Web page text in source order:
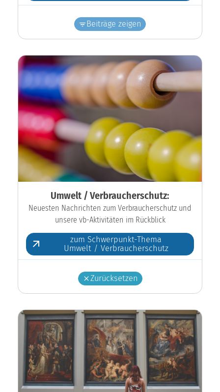
Beiträge zeigen
Umwelt / Verbraucherschutz:
Neuesten Nachrichten zum Verbraucherschutz und
unsere vb-Aktivitäten im Rückblick
zum Schwerpunkt-Thema
Umwelt / Verbraucherschutz
Zurücksetzen